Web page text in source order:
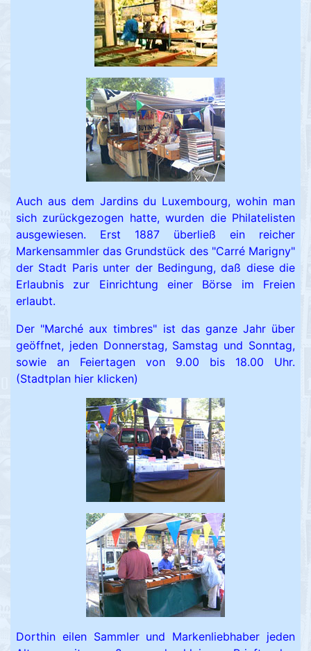
Auch aus dem Jardins du Luxembourg, wohin man
sich zurückgezogen hatte, wurden die Philatelisten
ausgewiesen. Erst 1887 überließ ein reicher
Markensammler das Grundstück des "Carré Marigny"
der Stadt Paris unter der Bedingung, daß diese die
Erlaubnis zur Einrichtung einer Börse im Freien
erlaubt.
Der "Marché aux timbres" ist das ganze Jahr über
geöffnet, jeden Donnerstag, Samstag und Sonntag,
sowie an Feiertagen von 9.00 bis 18.00 Uhr.
(Stadtplan hier klicken)
Dorthin eilen Sammler und Markenliebhaber jeden